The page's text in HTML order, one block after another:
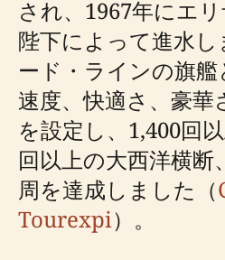
され、1967年にエ
陛下によって進水
ード・ラインの旗艦
速度、快適さ、豪華
を設定し、1,400回
回以上の大西洋横断
周を達成しました（
Tourexpi）。